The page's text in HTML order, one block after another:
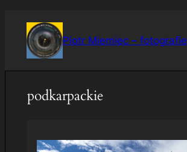
treści
Piotr Miemiec – fotografie
podkarpackie